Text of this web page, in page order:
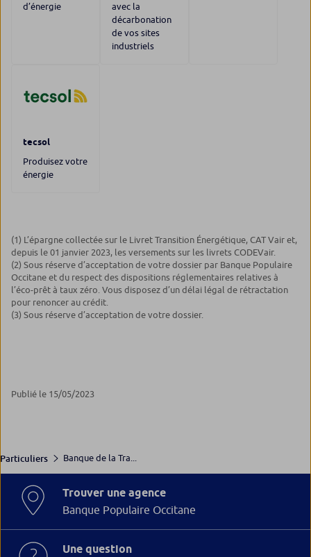
d’énergie
avec la
décarbonation
de vos sites
industriels
tecsol
Produisez votre
énergie
(1) L’épargne collectée sur le Livret Transition Énergétique, CAT Vair et,
depuis le 01 janvier 2023, les versements sur les livrets CODEVair.
(2) Sous réserve d’acceptation de votre dossier par Banque Populaire
Occitane et du respect des dispositions réglementaires relatives à
l’éco-prêt à taux zéro. Vous disposez d’un délai légal de rétractation
pour renoncer au crédit.
(3) Sous réserve d’acceptation de votre dossier.
Publié le 15/05/2023
Particuliers Banque de la Tra...
Trouver une agence
Banque Populaire Occitane
Une question